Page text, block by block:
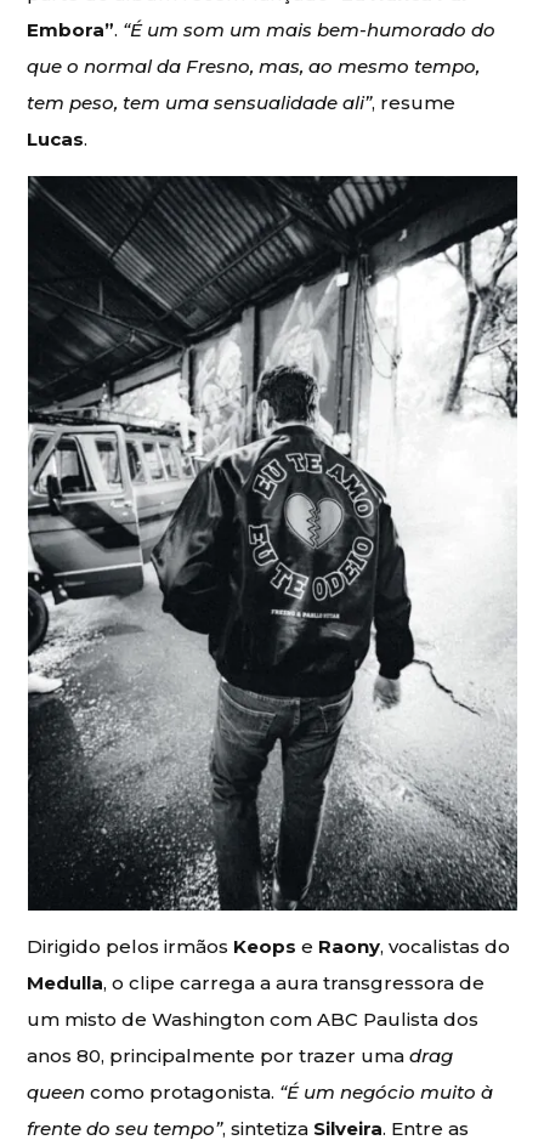
Embora”. “É um som um mais bem-humorado do
que o normal da Fresno, mas, ao mesmo tempo,
tem peso, tem uma sensualidade ali”, resume
Lucas.
Dirigido pelos irmãos Keops e Raony, vocalistas do
Medulla, o clipe carrega a aura transgressora de
um misto de Washington com ABC Paulista dos
anos 80, principalmente por trazer umadrag
queen como protagonista. “É um negócio muito à
frente do seu tempo”, sintetiza Silveira. Entre as